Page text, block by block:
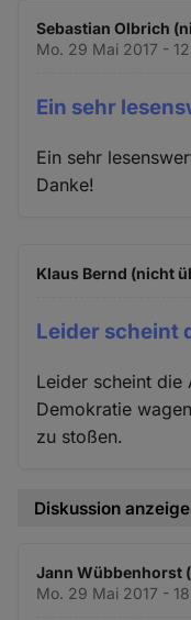
Sebastian Olbrich
Mo. 29 Mai 2017 -
Ein sehr
Ein sehr
Danke!
Klaus Bernd (nicht
Leider scheint
Leider scheint die
Demokratie
zu stoßen.
Diskussion
Jann Wübbenhorst
Mo. 29 Mai 2017 -